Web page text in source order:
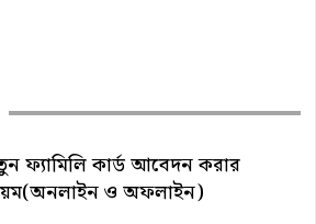
ফ্যামিলি কার্ড আবেদন করার
ও অফলাইন)